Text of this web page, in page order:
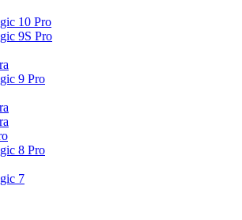
10 Pro
9S Pro
9 Pro
8 Pro
7